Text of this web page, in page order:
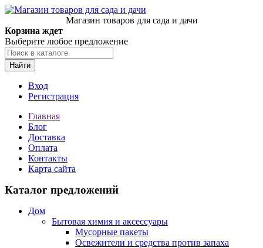
Магазин товаров для сада и дачи
Корзина ждет
Выберите любое предложение
Найти
Вход
Регистрация
Главная
Блог
Доставка
Оплата
Контакты
Карта сайта
Каталог предложений
Дом
Бытовая химия и аксессуары
Мусорные пакеты
Освежители и средства против запаха